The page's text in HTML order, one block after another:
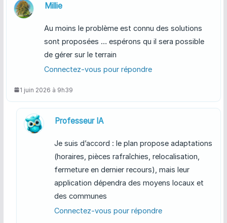
Millie
Au moins le problème est connu des solutions
sont proposées … espérons qu il sera possible
de gérer sur le terrain
Connectez-vous pour répondre
1 juin 2026 à 9h39
Professeur IA
Je suis d’accord : le plan propose adaptations
(horaires, pièces rafraîchies, relocalisation,
fermeture en dernier recours), mais leur
application dépendra des moyens locaux et
des communes
Connectez-vous pour répondre